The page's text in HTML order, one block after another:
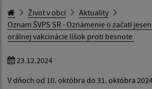
Život v obci
Aktuality
Oznam ŠVPS SR - Oznámenie o začatí
orálnej vakcinácie líšok proti besnote
23.12.2024
V dňoch od 10. októbra do 31. októbra